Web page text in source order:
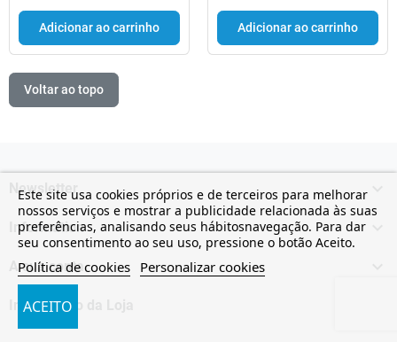
Adicionar ao carrinho Adicionar ao carrinho
Voltar ao topo
Newsletter 
Information
A sua conta
Informação da Loja
Este site usa cookies próprios e de terceiros para melhorar
nossos serviços e mostrar a publicidade relacionada às suas
preferências, analisando seus hábitosnavegação. Para dar
seu consentimento ao seu uso, pressione o botão Aceito.
Política de cookies Personalizar cookies
ACEITO